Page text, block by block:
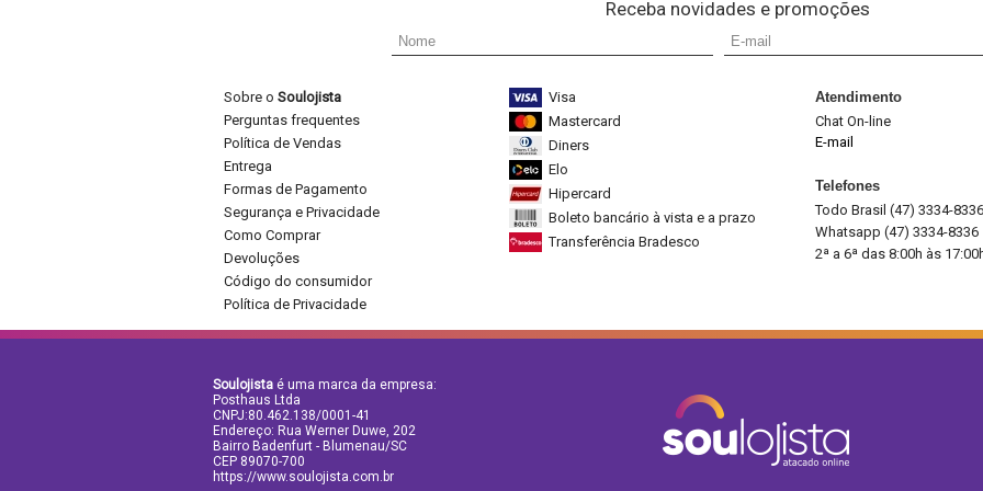
Receba novidades e promoções
Sobre o Soulojista
Perguntas frequentes
Política de Vendas
Entrega
Formas de Pagamento
Segurança e Privacidade
Como Comprar
Devoluções
Código do consumidor
Política de Privacidade
Visa
Mastercard
Diners
Elo
Hipercard
Boleto bancário à vista e a prazo
Transferência Bradesco
Atendimento
Chat On-line
E-mail
Telefones
Todo Brasil (47) 3334-8336
Whatsapp (47) 3334-8336
2ª a 6ª das 8:00h às
Soulojista é uma marca da empresa:
Posthaus Ltda
CNPJ:80.462.138/0001-41
Endereço: Rua Werner Duwe, 202
Bairro Badenfurt - Blumenau/SC
CEP 89070-700
https://www.soulojista.com.br